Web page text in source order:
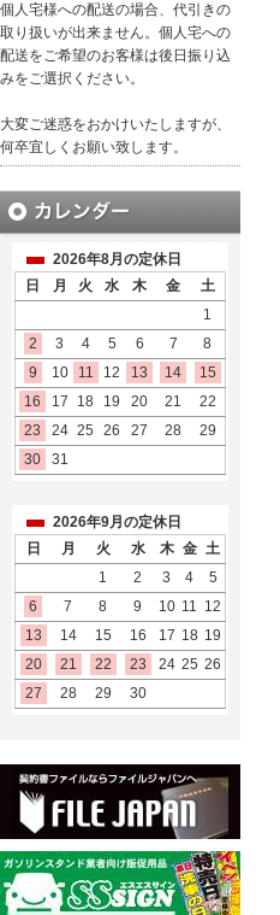
個人宅様への配送の場合、代引きの
取り扱いが出来ません。個人宅への
配送をご希望のお客様は後日振り込
みをご選択ください。
大変ご迷惑をおかけいたしますが、
何卒宜しくお願い致します。
2026年8月の定休日
日
月 火 水 木 金
土
1
2
3 4 5 6 7
8
9
10 11 12 13 14
15
16
17 18 19 20 21
22
23
24 25 26 27 28
29
30
31
2026年9月の定休日
日
月 火 水 木 金 土
1
2 3 4
5
6
7 8 9 10 11 12
13
14 15 16 17 18 19
20
21 22 23 24 25 26
27
28 29 30